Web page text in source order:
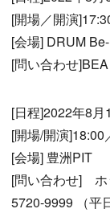
[開場／開演
[会場] DRUM
[問い合わせ
[日程]2022年8月
[開場/開演]18:00
[会場] 豊洲PIT
[問い合わせ]
5720-9999 （平